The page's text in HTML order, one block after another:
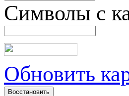
Символы с
Обновить